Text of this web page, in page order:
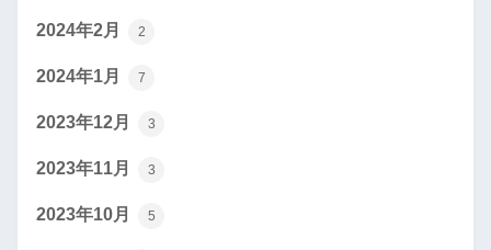
2024年2月 2
2024年1月 7
2023年12月 3
2023年11月 3
2023年10月 5